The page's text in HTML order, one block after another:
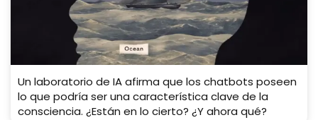
Un laboratorio de IA afirma que los chatbots poseen
lo que podría ser una característica clave de la
consciencia. ¿Están en lo cierto? ¿Y ahora qué?